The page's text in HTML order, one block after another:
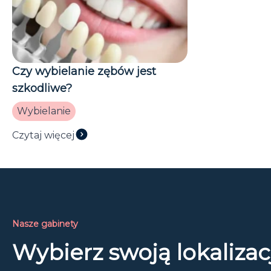
Czy wybielanie zębów jest
szkodliwe?
Wybielanie
Czytaj więcej
Nasze gabinety
Wybierz swoją